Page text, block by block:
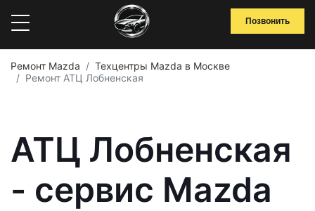
Позвонить
Ремонт Mazda
Техцентры Mazda в Москве
Ремонт АТЦ Лобненская
АТЦ Лобненская
- сервис Mazda